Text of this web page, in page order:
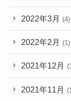
2022年3月 (4)
2022年2月 (1)
2021年12月
2021年11月